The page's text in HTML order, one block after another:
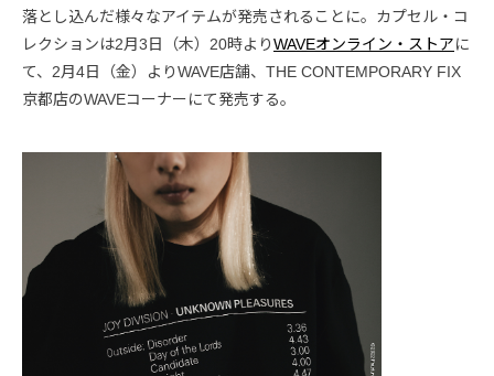
落とし込んだ様々なアイテムが発売されることに。カプセル・コ
レクションは2月3日（木）20時よりWAVEオンライン・ストアに
て、2月4日（金）よりWAVE店舗、THE CONTEMPORARY FIX
京都店のWAVEコーナーにて発売する。